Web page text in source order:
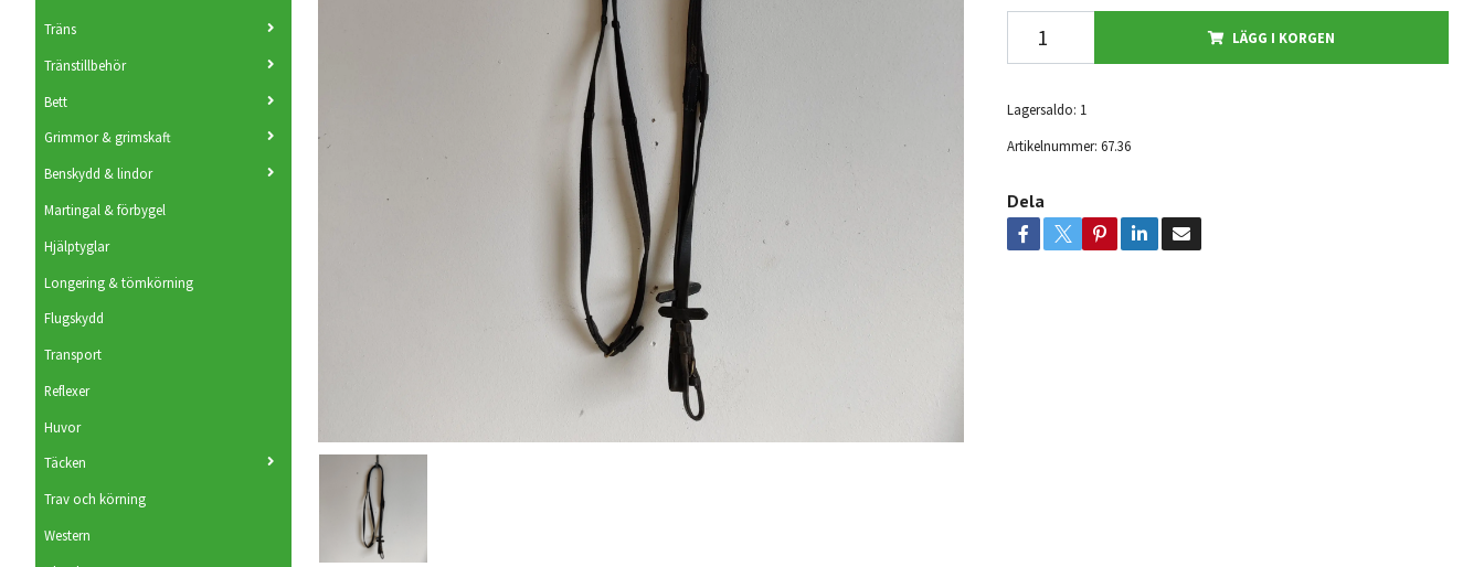
Träns
Tränstillbehör
Bett
Grimmor & grimskaft
Benskydd & lindor
Martingal & förbygel
Hjälptyglar
Longering & tömkörning
Flugskydd
Transport
Reflexer
Huvor
Täcken
Trav och körning
Western
LÄGG I KORGEN
Lagersaldo: 1
Artikelnummer: 67.36
Dela